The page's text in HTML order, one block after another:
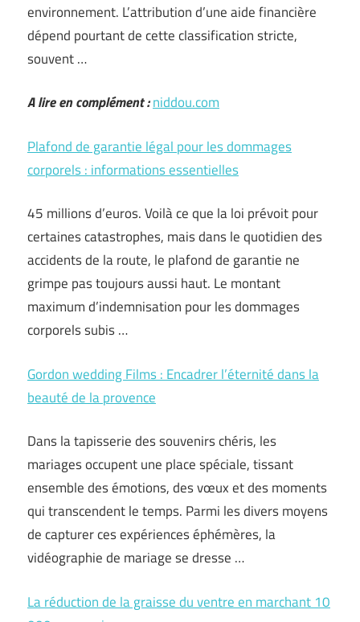
environnement. L’attribution d’une aide financière
dépend pourtant de cette classification stricte,
souvent …
A lire en complément :niddou.com
Plafond de garantie légal pour les dommages
corporels : informations essentielles
45 millions d’euros. Voilà ce que la loi prévoit pour
certaines catastrophes, mais dans le quotidien des
accidents de la route, le plafond de garantie ne
grimpe pas toujours aussi haut. Le montant
maximum d’indemnisation pour les dommages
corporels subis …
Gordon wedding Films : Encadrer l’éternité dans la
beauté de la provence
Dans la tapisserie des souvenirs chéris, les
mariages occupent une place spéciale, tissant
ensemble des émotions, des vœux et des moments
qui transcendent le temps. Parmi les divers moyens
de capturer ces expériences éphémères, la
vidéographie de mariage se dresse …
La réduction de la graisse du ventre en marchant 10